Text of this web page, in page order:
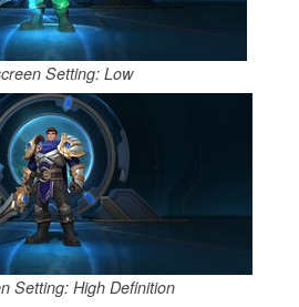
Setting: Low
Setting: High Definition